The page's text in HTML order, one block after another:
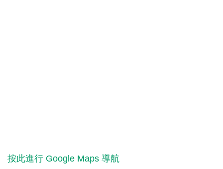
按此進行 Google Maps 導航